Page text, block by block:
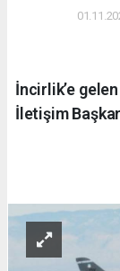
İncirlik’e
İletişim